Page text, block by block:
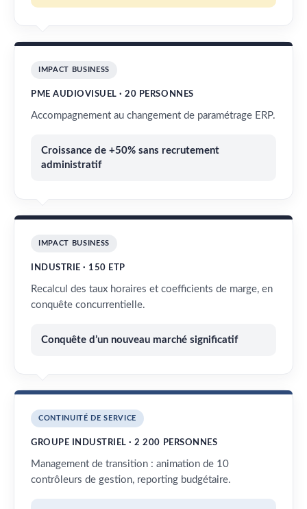
IMPACT BUSINESS
PME AUDIOVISUEL · 20 PERSONNES
Accompagnement au changement de paramétrage ERP.
Croissance de +50% sans recrutement
administratif
IMPACT BUSINESS
INDUSTRIE · 150 ETP
Recalcul des taux horaires et coefficients de marge, en
conquête concurrentielle.
Conquête d’un nouveau marché significatif
CONTINUITÉ DE SERVICE
GROUPE INDUSTRIEL · 2 200 PERSONNES
Management de transition : animation de 10
contrôleurs de gestion, reporting budgétaire.